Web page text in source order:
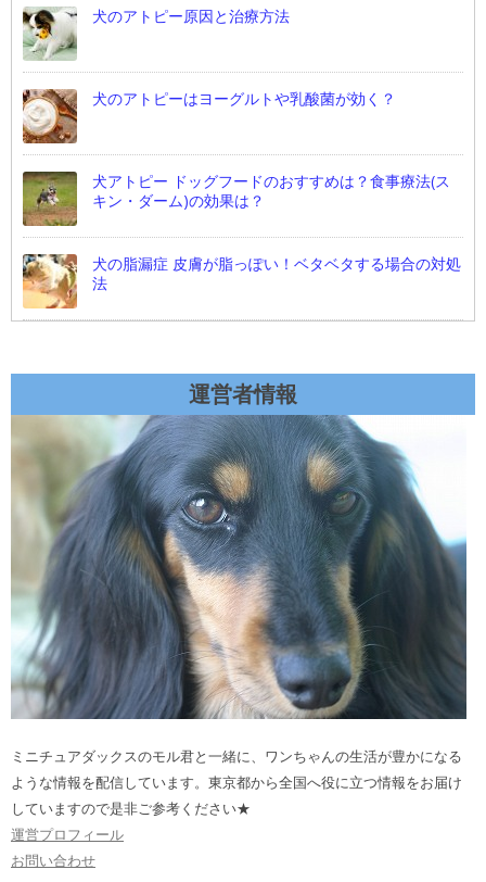
犬のアトピー原因と治療方法
犬のアトピーはヨーグルトや乳酸菌が効く？
犬アトピー ドッグフードのおすすめは？食事療法(ス
キン・ダーム)の効果は？
犬の脂漏症 皮膚が脂っぽい！ベタベタする場合の対処
法
運営者情報
ミニチュアダックスのモル君と一緒に、ワンちゃんの生活が豊かになる
ような情報を配信しています。東京都から全国へ役に立つ情報をお届け
していますので是非ご参考ください★
運営プロフィール
お問い合わせ